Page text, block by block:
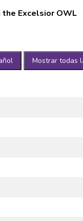
Excelsior OWL
Mostrar todas